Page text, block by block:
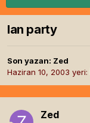
lan party
Son yazan: Zed
Haziran 10, 2003 yeri:
Zed